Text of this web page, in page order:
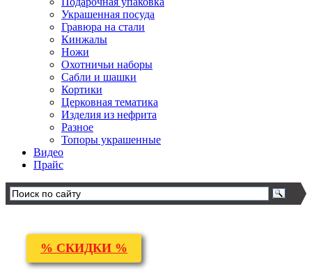
Украшенная посуда
Гравюра на стали
Кинжалы
Ножи
Охотничьи наборы
Сабли и шашки
Кортики
Церковная тематика
Изделия из нефрита
Разное
Топоры украшенные
Видео
Прайс
% СКИДКИ %